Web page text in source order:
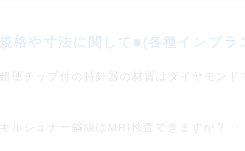
格や寸法に関して■(各種インプラ
超硬チップ付の持針器の材質はダイヤモンド
キルシュナー鋼線はMRI検査できますか？